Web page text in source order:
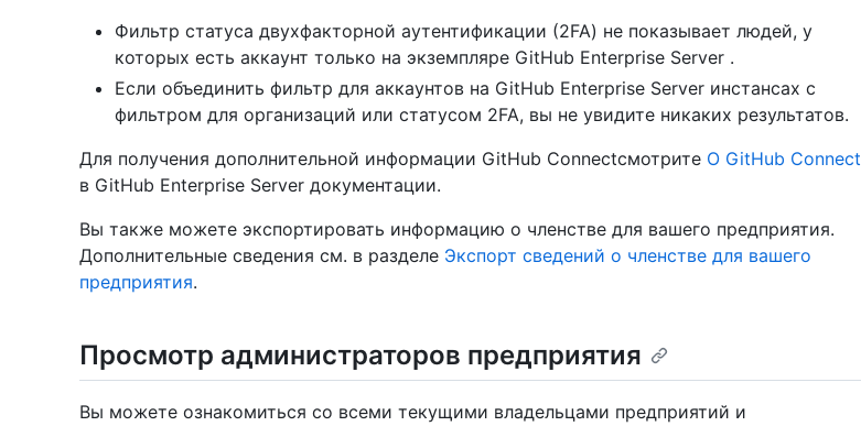
Фильтр статуса двухфакторной аутентификации (2FA) не показывает людей, у
которых есть аккаунт только на экземпляре GitHub Enterprise Server .
Если объединить фильтр для аккаунтов на GitHub Enterprise Server инстансах с
фильтром для организаций или статусом 2FA, вы не увидите никаких результатов.
Для получения дополнительной информации GitHub Connectсмотрите О GitHub Connect
в GitHub Enterprise Server документации.
Вы также можете экспортировать информацию о членстве для вашего предприятия.
Дополнительные сведения см. в разделе Экспорт сведений о членстве для вашего
предприятия.
Просмотр администраторов предприятия
Вы можете ознакомиться со всеми текущими владельцами предприятий и